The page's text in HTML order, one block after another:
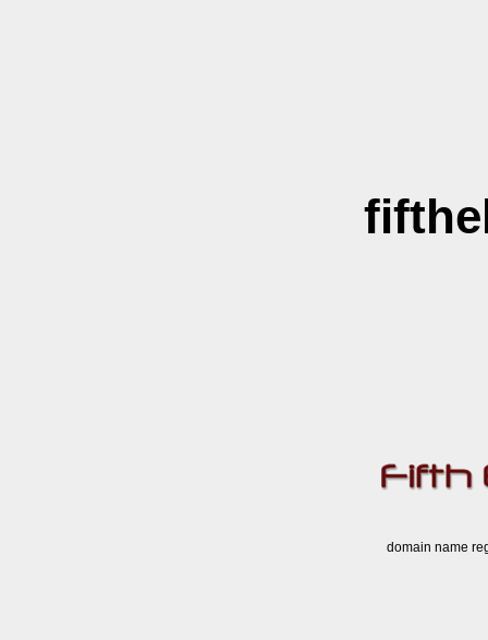
domain name